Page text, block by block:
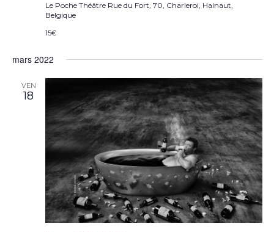
Le Poche Théâtre Rue du Fort, 70, Charleroi, Hainaut,
Belgique
15€
mars 2022
VEN
18